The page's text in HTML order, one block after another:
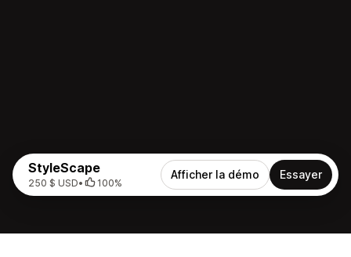
StyleScape
250 $ USD• 100%
Afficher la démo Essayer